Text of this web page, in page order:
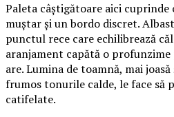
Paleta câștigătoare aici
muștar și un bordo discret.
punctul rece care echilibrează
aranjament capătă o
are. Lumina de toamnă, mai
frumos tonurile calde, le face să
catifelate.